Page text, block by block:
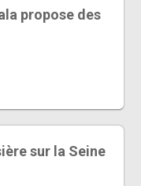
propose des
sur la Seine